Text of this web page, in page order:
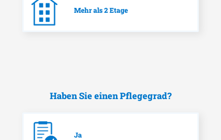
Mehr als 2 Etage
Haben Sie einen Pflegegrad?
Ja